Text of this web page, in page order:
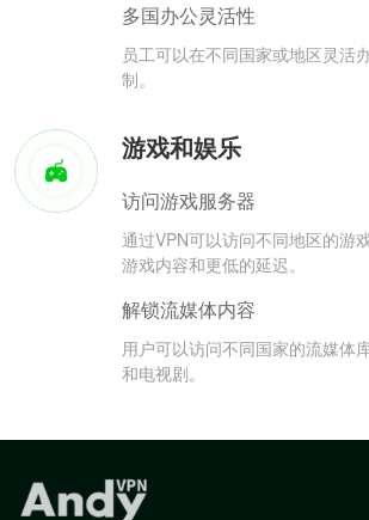
多国办公灵活性
员工可以在不同国家或地区灵活
制。
游戏和娱乐
访问游戏服务器
通过VPN可以访问不同地区的游
游戏内容和更低的延迟。
解锁流媒体内容
用户可以访问不同国家的流媒体
和电视剧。